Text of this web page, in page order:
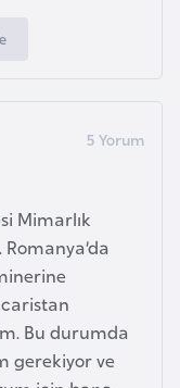
Mimarlık
Bu durumda
gerekiyor ve